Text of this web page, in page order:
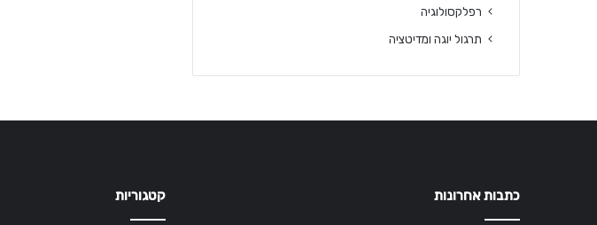
רפלקסולוגיה
תרגול יוגה ומדיטציה
כתבות אחרונות קטגוריות